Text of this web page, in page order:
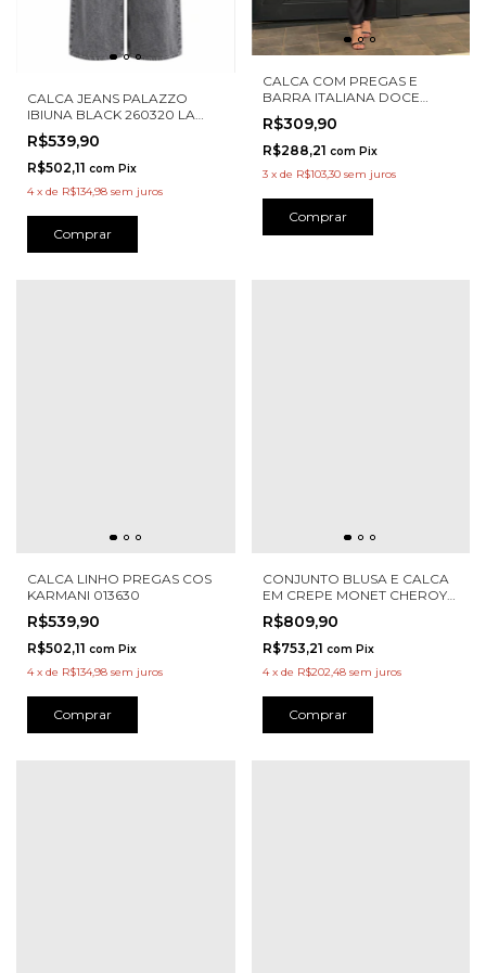
CALCA JEANS PALAZZO
IBIUNA BLACK 260320 LA
CHOCOLE
R$539,90
R$502,11 com Pix
4 x de R$134,98 sem juros
Comprar
CALCA COM PREGAS E
BARRA ITALIANA DOCE
FLOR 70570
R$309,90
R$288,21 com Pix
3 x de R$103,30 sem juros
Comprar
CALCA LINHO PREGAS COS
KARMANI 013630
R$539,90
R$502,11 com Pix
4 x de R$134,98 sem juros
Comprar
CONJUNTO BLUSA E CALCA
EM CREPE MONET CHEROY
1151098
R$809,90
R$753,21 com Pix
4 x de R$202,48 sem juros
Comprar